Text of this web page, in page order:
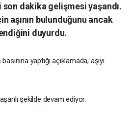
dakika gelişmesi yaşandı.
aşının bulunduğunu ancak
duyurdu.
yaptığı açıklamada, aşıyı
şekilde devam ediyor.